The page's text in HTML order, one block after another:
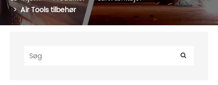
Air Tools tilbehør